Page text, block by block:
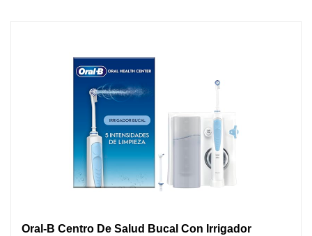
Oral-B Centro De Salud Bucal Con Irrigador